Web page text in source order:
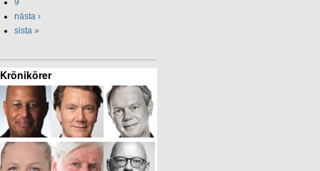
9
nästa ›
sista »
Krönikörer